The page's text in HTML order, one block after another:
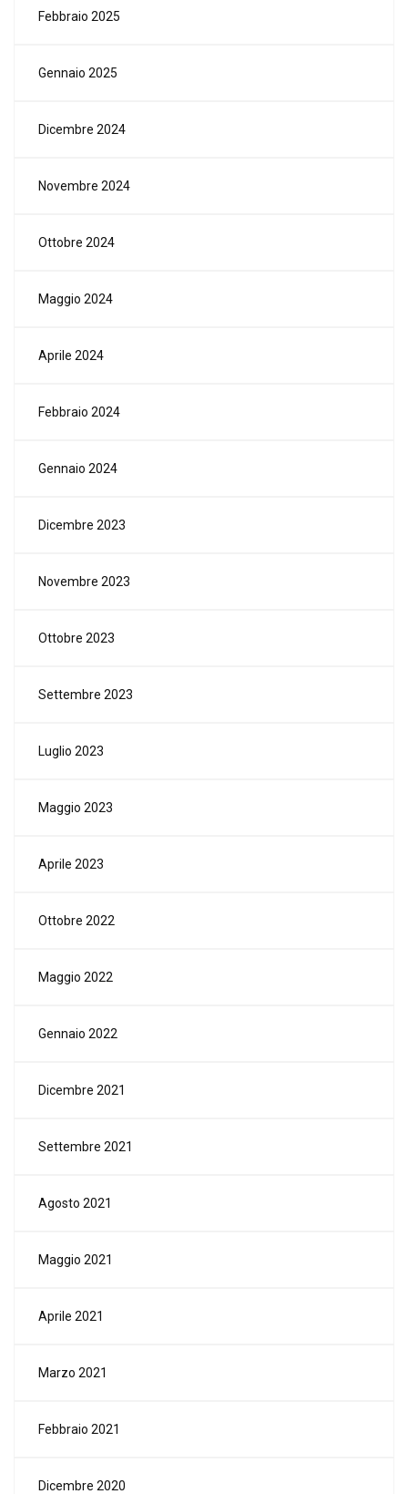
Febbraio 2025
Gennaio 2025
Dicembre 2024
Novembre 2024
Ottobre 2024
Maggio 2024
Aprile 2024
Febbraio 2024
Gennaio 2024
Dicembre 2023
Novembre 2023
Ottobre 2023
Settembre 2023
Luglio 2023
Maggio 2023
Aprile 2023
Ottobre 2022
Maggio 2022
Gennaio 2022
Dicembre 2021
Settembre 2021
Agosto 2021
Maggio 2021
Aprile 2021
Marzo 2021
Febbraio 2021
Dicembre 2020